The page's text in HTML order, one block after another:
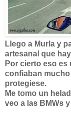
Llego a Murla y
artesanal que
Por cierto eso
confiaban
protegiese.
Me tomo un
veo a las BMWs